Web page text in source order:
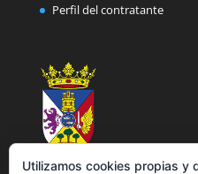
Perfil del contratante
Utilizamos cookies propias y